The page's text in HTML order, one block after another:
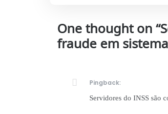
One thought on “
fraude em
Pingback:
Servidores do INSS são